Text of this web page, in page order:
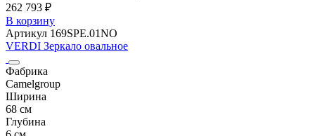
262 793 ₽
В корзину
Артикул 169SPE.01NO
VERDI Зеркало овальное
Фабрика
Camelgroup
Ширина
68 см
Глубина